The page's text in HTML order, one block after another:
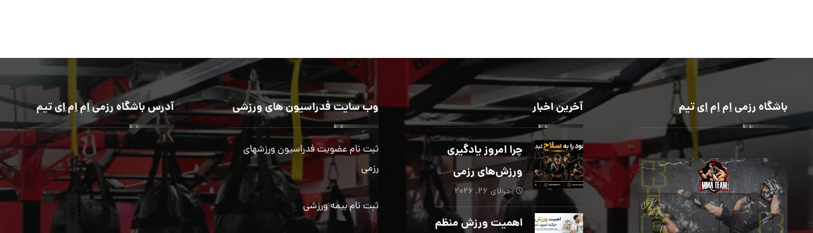
باشگاه رزمی اِم اِم اِی تیم آخرین اخبار
چرا امروز یادگیری
ورزش‌های رزمی
بیش از هر زمان
دیگری ضروری
جولای ۲۶, ۲۰۲۶
اهمیت ورزش منظم
وب سایت فدراسیون های ورزشی
ثبت نام عضویت فدراسیون ورزشهای
رزمی
ثبت نام بیمه ورزشی
آدرس باشگاه رزمی اِم اِم اِی تیم